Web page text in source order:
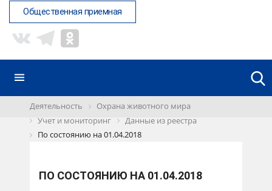
Общественная приемная
Деятельность
Охрана животного мира
Учет и мониторинг
Данные из реестра
По состоянию на 01.04.2018
ПО СОСТОЯНИЮ НА 01.04.2018